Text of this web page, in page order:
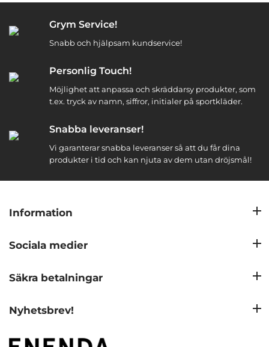
Grym Service!
Snabb och hjälpsam kundservice!
Personlig Touch!
Möjlighet att anpassa och skräddarsy produkter, som
t.ex. tryck av namn, siffror, initialer på sportkläder.
Snabba leveranser!
Vi garanterar snabba leveranser så att du får dina
produkter i tid och kan njuta av dem utan dröjsmål!
Information
Sociala medier
Säkra betalningar
Nyhetsbrev!